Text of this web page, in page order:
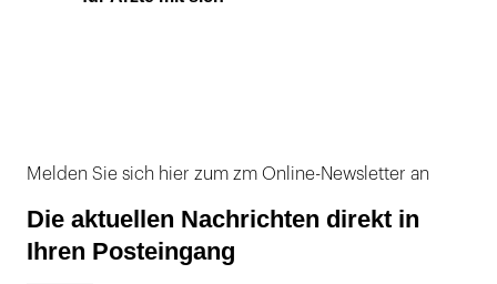
Melden Sie sich hier zum zm Online-Newsletter an
Die aktuellen Nachrichten direkt in
Ihren Posteingang